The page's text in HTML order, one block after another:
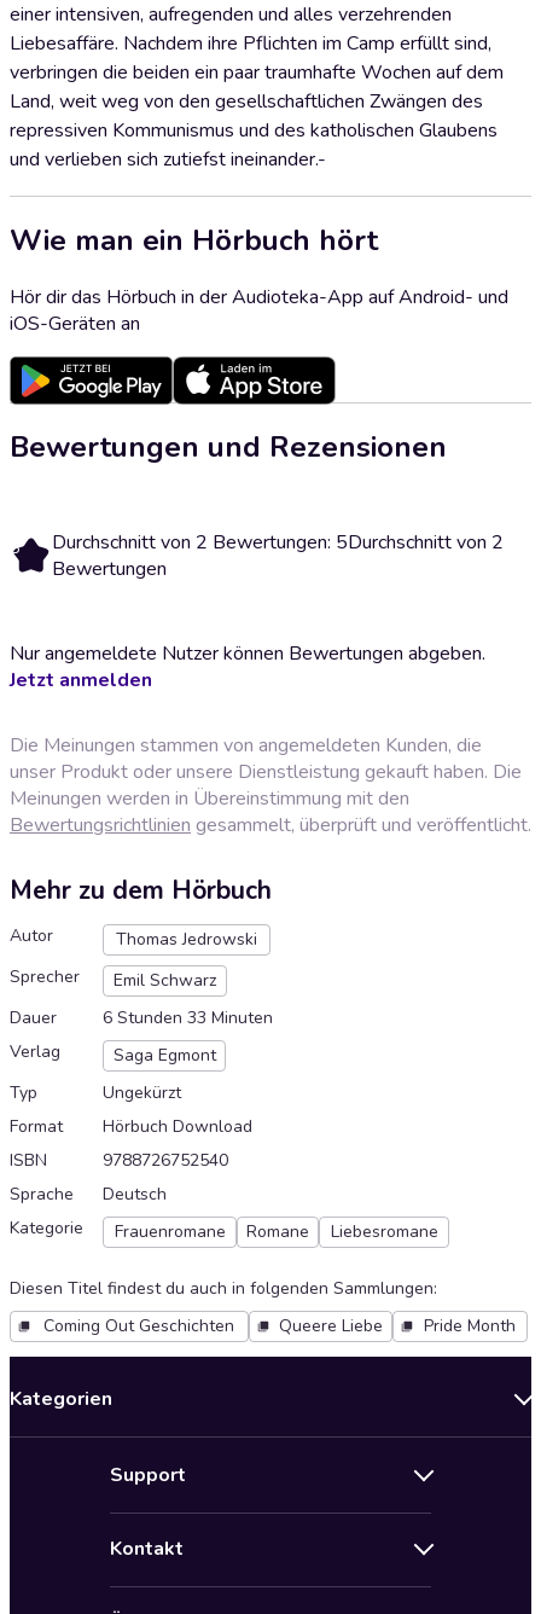
einer intensiven, aufregenden und alles verzehrenden
Liebesaffäre. Nachdem ihre Pflichten im Camp erfüllt sind,
verbringen die beiden ein paar traumhafte Wochen auf dem
Land, weit weg von den gesellschaftlichen Zwängen des
repressiven Kommunismus und des katholischen Glaubens
und verlieben sich zutiefst ineinander.-
Wie man ein Hörbuch hört
Hör dir das Hörbuch in der Audioteka-App auf Android- und
iOS-Geräten an
Bewertungen und Rezensionen
5 Durchschnitt von 2 Bewertungen: 5Durchschnitt von 2
Bewertungen
Nur angemeldete Nutzer können Bewertungen abgeben.
Jetzt anmelden
Die Meinungen stammen von angemeldeten Kunden, die
unser Produkt oder unsere Dienstleistung gekauft haben. Die
Meinungen werden in Übereinstimmung mit den
Bewertungsrichtlinien gesammelt, überprüft und veröffentlicht.
Mehr zu dem Hörbuch
Autor
Thomas Jedrowski
Sprecher
Emil Schwarz
Dauer
6 Stunden 33 Minuten
Verlag
Saga Egmont
Typ
Ungekürzt
Format
Hörbuch Download
ISBN
9788726752540
Sprache
Deutsch
Kategorie
Frauenromane Romane Liebesromane
Diesen Titel findest du auch in folgenden Sammlungen:
Coming Out Geschichten
Queere Liebe Pride Month
Kategorien
Support
AGB für Audioteka Abo
Kontakt